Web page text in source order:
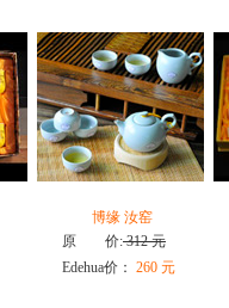
博缘 汝窑
原 价:312 元
Edehua价： 260 元